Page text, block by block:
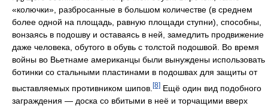
«колючки», разбросанные в большом количестве (в среднем
более одной на площадь, равную площади ступни), способны,
вонзаясь в подошву и оставаясь в ней, замедлить продвижение
даже человека, обутого в обувь с толстой подошвой. Во время
войны во Вьетнаме американцы были вынуждены использовать
ботинки со стальными пластинами в подошвах для защиты от
выставляемых противником шипов. [8] Ещё один вид подобного
заграждения — доска со вбитыми в неё и торчащими вверх